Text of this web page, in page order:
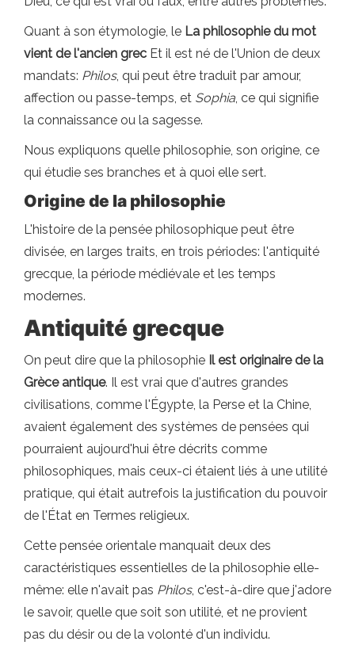
Quant à son étymologie, le La philosophie du mot
vient de l'ancien grec Et il est né de l'Union de deux
mandats: Philos, qui peut être traduit par amour,
affection ou passe-temps, et Sophia, ce qui signifie
la connaissance ou la sagesse.
Nous expliquons quelle philosophie, son origine, ce
qui étudie ses branches et à quoi elle sert.
Origine de la philosophie
L'histoire de la pensée philosophique peut être
divisée, en larges traits, en trois périodes: l'antiquité
grecque, la période médiévale et les temps
modernes.
Antiquité grecque
On peut dire que la philosophie Il est originaire de la
Grèce antique. Il est vrai que d'autres grandes
civilisations, comme l'Égypte, la Perse et la Chine,
avaient également des systèmes de pensées qui
pourraient aujourd'hui être décrits comme
philosophiques, mais ceux-ci étaient liés à une utilité
pratique, qui était autrefois la justification du pouvoir
de l'État en Termes religieux.
Cette pensée orientale manquait deux des
caractéristiques essentielles de la philosophie elle-
même: elle n'avait pas Philos, c'est-à-dire que j'adore
le savoir, quelle que soit son utilité, et ne provient
pas du désir ou de la volonté d'un individu.